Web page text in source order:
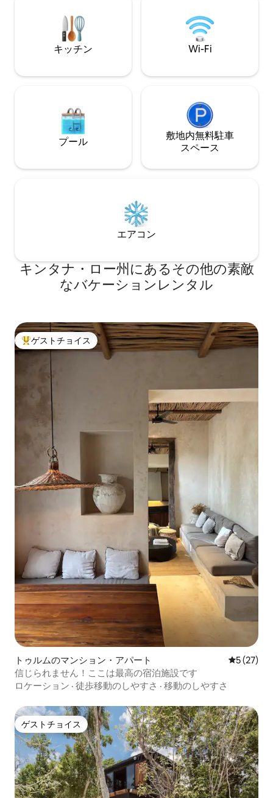
リーによって定義される広いロフト。 カ
リブ海スタイルで手作りされた非常に高
い天井、大きな窓、そして同時に絶対的
なプライバシーがあります。 すべてのエ
時間体制のセキュリティと対応のための
キシコの町の本物の味に囲まれていま
す。 周辺はとても静かでアクセスしやす
いです。 数歩先には小さなレストランが
あり、薬局やコンビニもあります。 セキ
す。 200メートルに加え、トゥルムの中
常に安い）と自転車レンタルをすぐに利
用できます。 ロフトの前には駐車できま
ッサージを提供しています。 小型ペット
OK、ゲストの責任を負います
to enjoy a high
キッチン Wi-Fi
プール
敷地内無料駐⁠車
ス⁠ペ⁠ー⁠ス
エアコン
キンタナ・ロー州にあるその他の素敵
なバケーションレンタル
大好評のゲストチョイスです。
ゲストチョイス
トゥルムのマンション・アパート レビュー
5 (27)
信じられません！ここは最高の宿泊施設です
ロケーション · 徒歩移動のしやすさ · 移動のしやすさ
ゲストチョイス
ゲストチョイス